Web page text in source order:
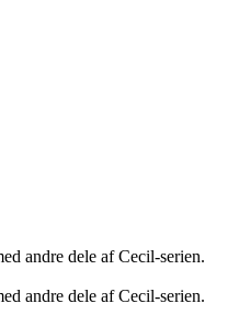
andre dele af Cecil-serien.
andre dele af Cecil-serien.